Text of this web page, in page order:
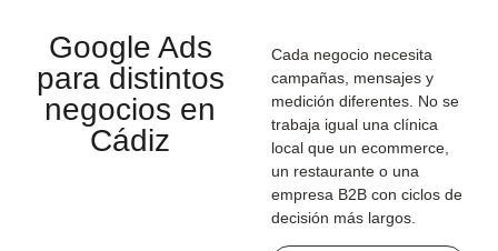
Google Ads
para distintos
negocios en
Cádiz
Cada negocio necesita
campañas, mensajes y
medición diferentes. No se
trabaja igual una clínica
local que un ecommerce,
un restaurante o una
empresa B2B con ciclos de
decisión más largos.